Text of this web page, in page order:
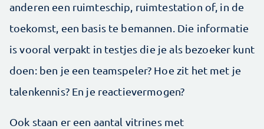
anderen een ruimteschip, ruimtestation of, in de
toekomst, een basis te bemannen. Die informatie
is vooral verpakt in testjes die je als bezoeker kunt
doen: ben je een teamspeler? Hoe zit het met je
talenkennis? En je reactievermogen?
Ook staan er een aantal vitrines met